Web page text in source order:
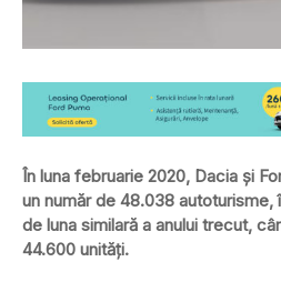
În luna februarie 2020, Dacia şi
un număr de 48.038
de luna similară a anului trecut,
44.600 unităţi.